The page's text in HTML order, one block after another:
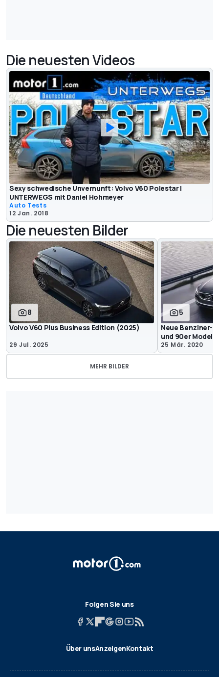
Die neuesten Videos
Sexy schwedische Unvernunft: Volvo V60 Polestar |
UNTERWEGS mit Daniel Hohmeyer
Auto Tests
12 Jan. 2018
Die neuesten Bilder
8
Volvo V60 Plus Business Edition (2025)
29 Jul. 2025
5
Neue Benziner-
und 90er Modelle
25 Mär. 2020
MEHR BILDER
Folgen Sie uns
Über unsAnzeigenKontakt